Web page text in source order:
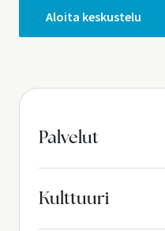
Aloita keskustelu
Palvelut
Kulttuuri